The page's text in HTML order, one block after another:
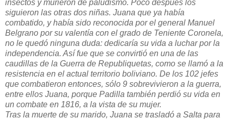
insectos y murieron de paludismo. Poco después los
siguieron las otras dos niñas. Juana que ya había
combatido, y había sido reconocida por el general Manuel
Belgrano por su valentía con el grado de Teniente Coronela,
no le quedó ninguna duda: dedicaría su vida a luchar por la
independencia. Así fue que se convirtió en una de las
caudillas de la Guerra de Republiquetas, como se llamó a la
resistencia en el actual territorio boliviano. De los 102 jefes
que combatieron entonces, sólo 9 sobrevivieron a la guerra,
entre ellos Juana, porque Padilla también perdió su vida en
un combate en 1816, a la vista de su mujer.
Tras la muerte de su marido, Juana se trasladó a Salta para